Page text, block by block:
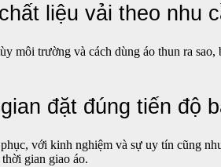
liệu vải theo nhu
trường và cách dùng áo thun ra
đặt đúng tiến độ
với kinh nghiệm và sự uy tín cũng
gian giao áo.